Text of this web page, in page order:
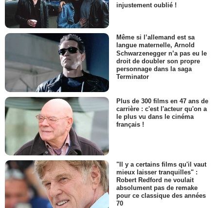
injustement oublié !
Même si l’allemand est sa
langue maternelle, Arnold
Schwarzenegger n’a pas eu le
droit de doubler son propre
personnage dans la saga
Terminator
Plus de 300 films en 47 ans de
carrière : c'est l'acteur qu'on a
le plus vu dans le cinéma
français !
"Il y a certains films qu'il vaut
mieux laisser tranquilles" :
Robert Redford ne voulait
absolument pas de remake
pour ce classique des années
70